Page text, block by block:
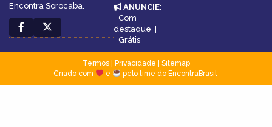
Encontra Sorocaba.
ANUNCIE:
Com
destaque |
Grátis
Termos| Privacidade
Sitemap
Criado com
e pelo time do EncontraBrasil